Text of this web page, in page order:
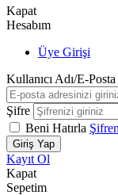
Kapat
Hesabım
Üye Girişi
Kullanıcı Adı/E-Posta
Şifre
Beni Hatırla
Giriş Yap
Kayıt Ol
Kapat
Sepetim